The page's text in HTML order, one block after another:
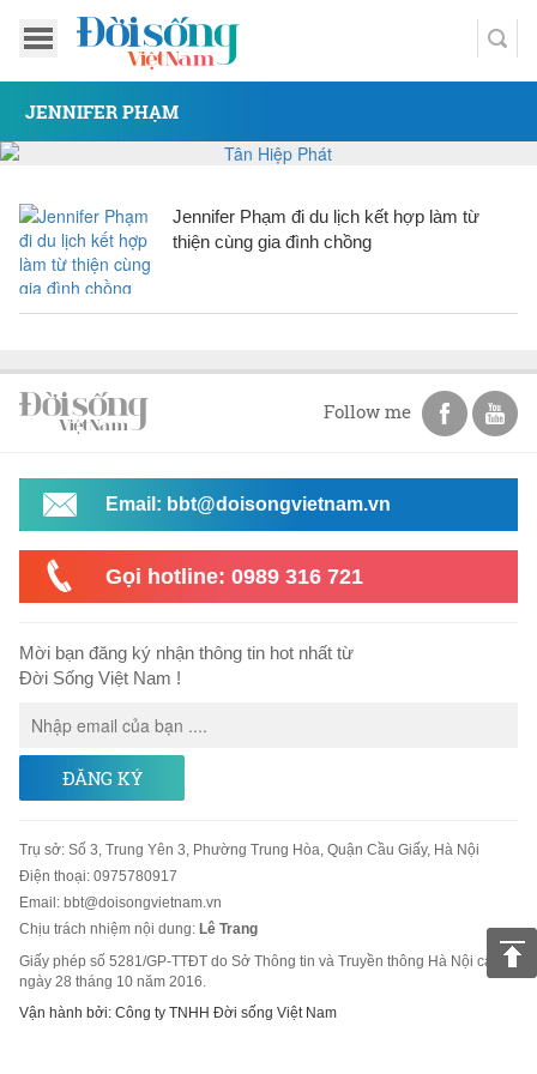
JENNIFER PHẠM
Jennifer Phạm đi du lịch kết hợp làm từ
thiện cùng gia đình chồng
Follow me
Email: bbt@doisongvietnam.vn
Gọi hotline: 0989 316 721
Mời bạn đăng ký nhận thông tin hot nhất từ
Đời Sống Việt Nam !
ĐĂNG KÝ
Trụ sở: Số 3, Trung Yên 3, Phường Trung Hòa, Quận Cầu Giấy, Hà Nội
Điện thoại: 0975780917
Email : bbt@doisongvietnam.vn
Chịu trách nhiệm nội dung: Lê Trang
Giấy phép số 5281/GP-TTĐT do Sở Thông tin và Truyền thông Hà Nội cấp
ngày 28 tháng 10 năm 2016.
Vận hành bởi: Công ty TNHH Đời sống Việt Nam